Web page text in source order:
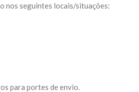
nos seguintes locais/situações:
para portes de envio.